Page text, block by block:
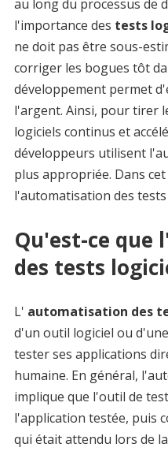
au long du processus de
l'importance des tests
ne doit pas être sous-
corriger les bogues tôt
développement permet
l'argent. Ainsi, pour tirer
logiciels continus et
développeurs utilisent
plus appropriée. Dans
l'automatisation des tests
Qu'est-ce
des tests
L' automatisation des
d'un outil logiciel ou
tester ses applications
humaine. En général,
implique que l'outil de
l'application testée, puis
qui était attendu lors de